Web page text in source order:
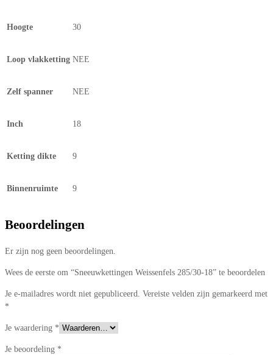
Hoogte 30
Loop vlakketting NEE
Zelf spanner NEE
Inch 18
Ketting dikte 9
Binnenruimte 9
Beoordelingen
Er zijn nog geen beoordelingen.
Wees de eerste om “Sneeuwkettingen Weissenfels 285/30-18” te beoordelen
Je e-mailadres wordt niet gepubliceerd. Vereiste velden zijn gemarkeerd met
*
Je waardering *
Je beoordeling *